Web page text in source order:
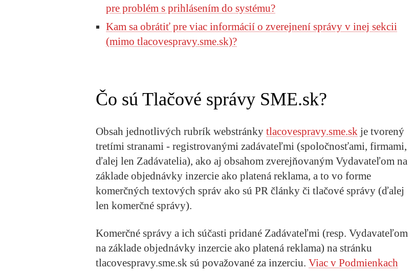
pre problém s prihlásením do systému?
Kam sa obrátiť pre viac informácií o zverejnení správy v inej sekcii
(mimo tlacovespravy.sme.sk)?
Čo sú Tlačové správy SME.sk?
Obsah jednotlivých rubrík webstránky tlacovespravy.sme.sk je tvorený
tretími stranami - registrovanými zadávateľmi (spoločnosťami, firmami,
ďalej len Zadávatelia), ako aj obsahom zverejňovaným Vydavateľom na
základe objednávky inzercie ako platená reklama, a to vo forme
komerčných textových správ ako sú PR články či tlačové správy (ďalej
len komerčné správy).
Komerčné správy a ich súčasti pridané Zadávateľmi (resp. Vydavateľom
na základe objednávky inzercie ako platená reklama) na stránku
tlacovespravy.sme.sk sú považované za inzerciu. Viac v Podmienkach